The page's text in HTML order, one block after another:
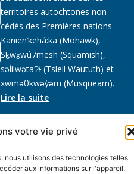
votre vie privé
nous utilisons des technologies telles
aux informations sur l'appareil.
territoires autochtones non
cédés des Premières nations
Kanien’kehá:ka (Mohawk),
Sḵwx̱wú7mesh (Squamish),
səl̓ilwətaɁɬ (Tsleil Waututh) et
xwməθkwəy̓əm (Musqueam).
Lire la suite
:
droits réservés, site par